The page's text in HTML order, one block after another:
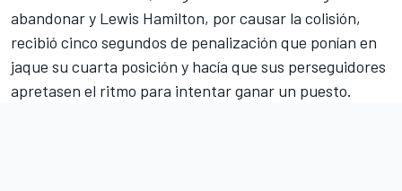
abandonar y Lewis Hamilton, por causar la colisión,
recibió cinco segundos de penalización que ponían en
jaque su cuarta posición y hacía que sus perseguidores
apretasen el ritmo para intentar ganar un puesto.